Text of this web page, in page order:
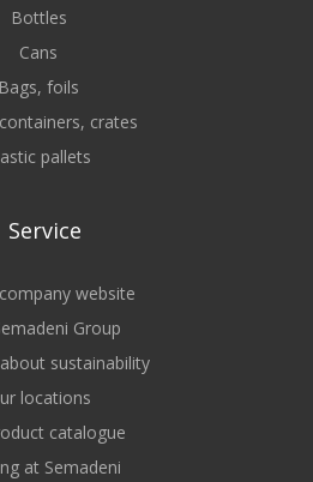
Bottles
Cans
Bags, foils
crates
pallets
Service
website
Group
sustainability
locations
catalogue
at Semadeni